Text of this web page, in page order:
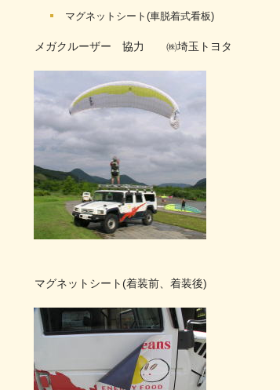
マグネットシート(車脱着式看板)
メガクルーザー 協力 ㈱埼玉トヨタ
マグネットシート(着装前、着装後)